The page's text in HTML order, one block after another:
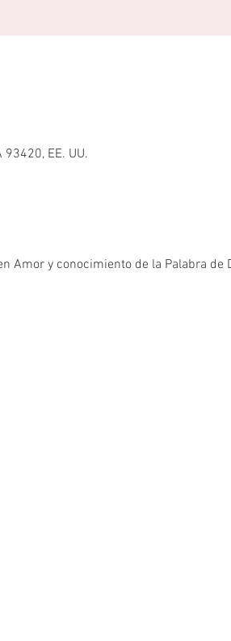
EE. UU.
Amor y conocimiento de la Palabra de